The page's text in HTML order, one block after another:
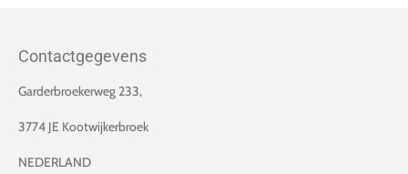
Contactgegevens
Garderbroekerweg 233,
3774 JE Kootwijkerbroek
NEDERLAND